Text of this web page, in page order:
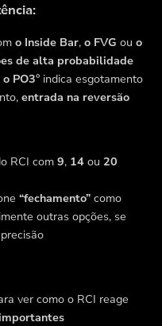
o Inside Bar, o FVG ou o
de alta probabilidade
o PO3°indica esgotamento
entrada na reversão
RCI com 9, 14ou 20
“fechamento”como
outras opções, se
ver como o RCI reage